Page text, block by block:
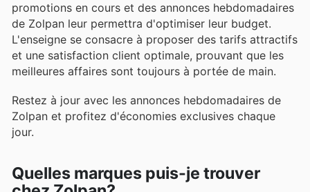
promotions en cours et des annonces hebdomadaires
de Zolpan leur permettra d'optimiser leur budget.
L'enseigne se consacre à proposer des tarifs attractifs
et une satisfaction client optimale, prouvant que les
meilleures affaires sont toujours à portée de main.
Restez à jour avec les annonces hebdomadaires de
Zolpan et profitez d'économies exclusives chaque
jour.
Quelles marques puis-je trouver